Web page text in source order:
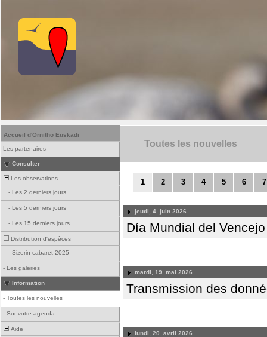
Accueil d'Ornitho Euskadi
Les partenaires
Consulter
Les observations
- Les 2 derniers jours
- Les 5 derniers jours
- Les 15 derniers jours
Distribution d'espèces
- Sizerin cabaret 2025
- Les galeries
Information
- Toutes les nouvelles
- Sur votre agenda
Aide
Toutes les nouvelles
1 2 3 4 5 6 7
jeudi, 4. juin 2026
Día Mundial del
mardi, 19. mai 2026
Transmission des
lundi, 20. avril 2026